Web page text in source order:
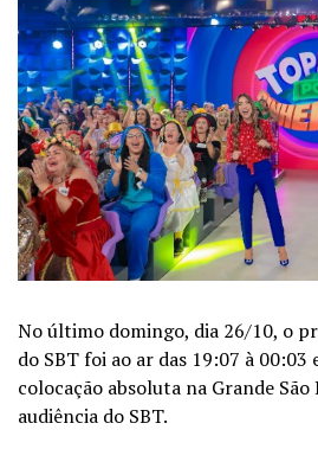
No último domingo, dia 26/10, o
do SBT foi ao ar das 19:07 à 00:03
colocação absoluta na Grande
audiência do SBT.